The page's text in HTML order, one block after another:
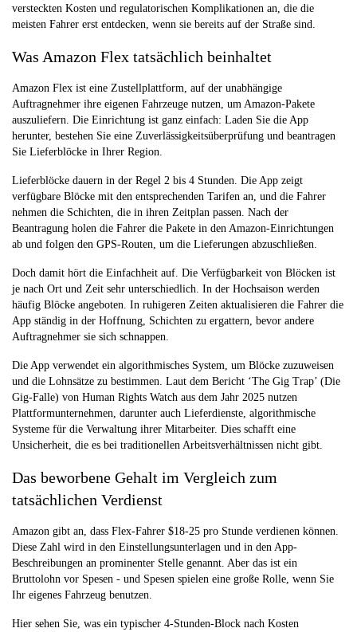
versteckten Kosten und regulatorischen Komplikationen an, die die
meisten Fahrer erst entdecken, wenn sie bereits auf der Straße sind.
Was Amazon Flex tatsächlich beinhaltet
Amazon Flex ist eine Zustellplattform, auf der unabhängige
Auftragnehmer ihre eigenen Fahrzeuge nutzen, um Amazon-Pakete
auszuliefern. Die Einrichtung ist ganz einfach: Laden Sie die App
herunter, bestehen Sie eine Zuverlässigkeitsüberprüfung und beantragen
Sie Lieferblöcke in Ihrer Region.
Lieferblöcke dauern in der Regel 2 bis 4 Stunden. Die App zeigt
verfügbare Blöcke mit den entsprechenden Tarifen an, und die Fahrer
nehmen die Schichten, die in ihren Zeitplan passen. Nach der
Beantragung holen die Fahrer die Pakete in den Amazon-Einrichtungen
ab und folgen den GPS-Routen, um die Lieferungen abzuschließen.
Doch damit hört die Einfachheit auf. Die Verfügbarkeit von Blöcken ist
je nach Ort und Zeit sehr unterschiedlich. In der Hochsaison werden
häufig Blöcke angeboten. In ruhigeren Zeiten aktualisieren die Fahrer die
App ständig in der Hoffnung, Schichten zu ergattern, bevor andere
Auftragnehmer sie sich schnappen.
Die App verwendet ein algorithmisches System, um Blöcke zuzuweisen
und die Lohnsätze zu bestimmen. Laut dem Bericht ‘The Gig Trap’ (Die
Gig-Falle) von Human Rights Watch aus dem Jahr 2025 nutzen
Plattformunternehmen, darunter auch Lieferdienste, algorithmische
Systeme für die Verwaltung ihrer Mitarbeiter. Dies schafft eine
Unsicherheit, die es bei traditionellen Arbeitsverhältnissen nicht gibt.
Das beworbene Gehalt im Vergleich zum
tatsächlichen Verdienst
Amazon gibt an, dass Flex-Fahrer $18-25 pro Stunde verdienen können.
Diese Zahl wird in den Einstellungsunterlagen und in den App-
Beschreibungen an prominenter Stelle genannt. Aber das ist ein
Bruttolohn vor Spesen - und Spesen spielen eine große Rolle, wenn Sie
Ihr eigenes Fahrzeug benutzen.
Hier sehen Sie, was ein typischer 4-Stunden-Block nach Kosten